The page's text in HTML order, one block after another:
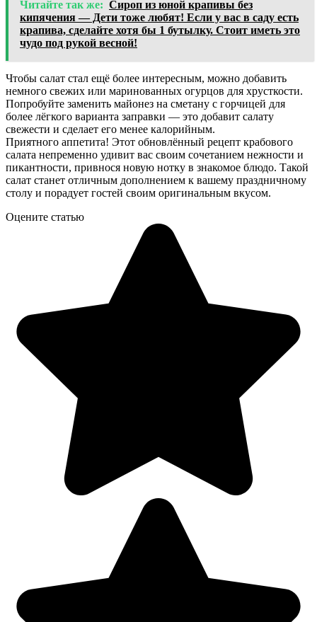
Читайте так же: Сироп из юной крапивы без
кипячения — Дети тоже любят! Если у вас в саду есть
крапива, сделайте хотя бы 1 бутылку. Стоит иметь это
чудо под рукой весной!
Чтобы салат стал ещё более интересным, можно добавить
немного свежих или маринованных огурцов для хрусткости.
Попробуйте заменить майонез на сметану с горчицей для
более лёгкого варианта заправки — это добавит салату
свежести и сделает его менее калорийным.
Приятного аппетита! Этот обновлённый рецепт крабового
салата непременно удивит вас своим сочетанием нежности и
пикантности, привнося новую нотку в знакомое блюдо. Такой
салат станет отличным дополнением к вашему праздничному
столу и порадует гостей своим оригинальным вкусом.
Оцените статью